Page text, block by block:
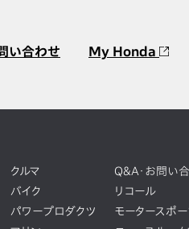
い合わせ My Honda
クルマ
バイク
パワープロダクツ
Q&A・お問い
リコール
モータースポー